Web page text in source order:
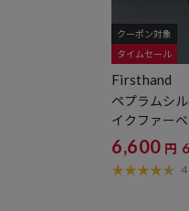
クーポン対象
タイムセール
Firsthand
ペプラムシ
イクファー
6,600 円
4